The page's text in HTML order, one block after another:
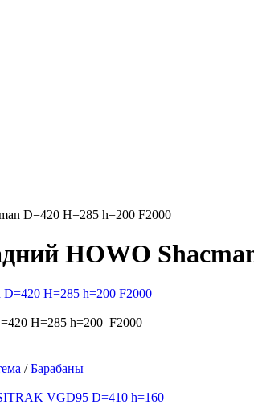
D=420 H=285 h=200 F2000
HOWO
H=285 h=200 F2000
/Барабаны